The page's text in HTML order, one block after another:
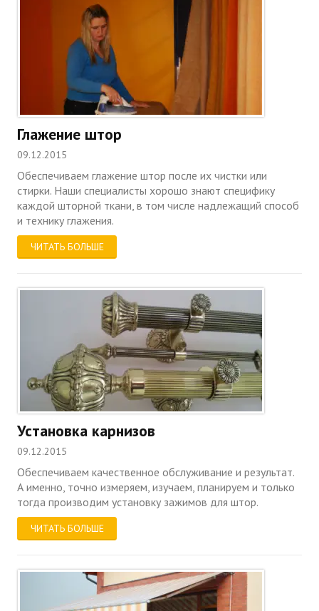
Глажение штор
09.12.2015
Обеспечиваем глажение штор после их чистки или
стирки. Наши специалисты хорошо знают специфику
каждой шторной ткани, в том числе надлежащий способ
и технику глажения.
ЧИТАТЬ БОЛЬШЕ
Установка карнизов
09.12.2015
Обеспечиваем качественное обслуживание и результат.
А именно, точно измеряем, изучаем, планируем и только
тогда производим установку зажимов для штор.
ЧИТАТЬ БОЛЬШЕ